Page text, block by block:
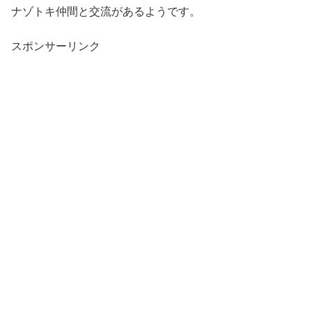
ナゾトキ仲間と交流があるようです。
スポンサーリンク